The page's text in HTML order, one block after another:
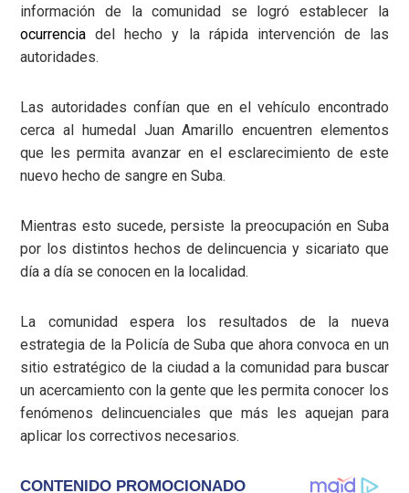
información de la comunidad se logró establecer la
ocurrencia del hecho y la rápida intervención de las
autoridades.
Las autoridades confían que en el vehículo encontrado
cerca al humedal Juan Amarillo encuentren elementos
que les permita avanzar en el esclarecimiento de este
nuevo hecho de sangre en Suba.
Mientras esto sucede, persiste la preocupación en Suba
por los distintos hechos de delincuencia y sicariato que
día a día se conocen en la localidad.
La comunidad espera los resultados de la nueva
estrategia de la Policía de Suba que ahora convoca en un
sitio estratégico de la ciudad a la comunidad para buscar
un acercamiento con la gente que les permita conocer los
fenómenos delincuenciales que más les aquejan para
aplicar los correctivos necesarios.